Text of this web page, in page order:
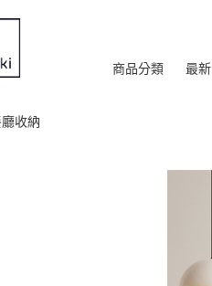
商品分類 最
收納